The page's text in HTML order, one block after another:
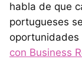
habla de que
portugueses
oportunidades
con Business